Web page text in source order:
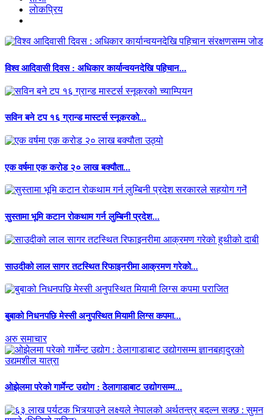
लाेकप्रिय
विश्व आदिवासी दिवस : अधिकार कार्यान्वयनदेखि पहिचान...
सविन बने टप १६ ग्रान्ड मास्टर्स स्नूकरको...
एक वर्षमा एक करोड २० लाख बक्यौता...
सुस्तामा भूमि कटान रोकथाम गर्न लुम्बिनी प्रदेश...
साउदीको लाल सागर तटस्थित रिफाइनरीमा आक्रमण गरेको...
बुबाको निधनपछि मेस्सी अनुपस्थित मियामी लिग्स कपमा...
अरु समाचार
ओझेलमा परेको गार्मेन्ट उद्योग : ठेलागाडाबाट उद्योगसम्म...